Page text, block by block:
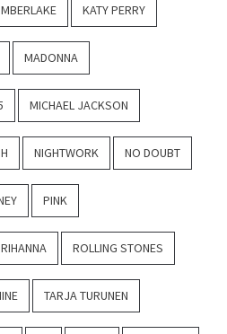
KATY PERRY
MADONNA
MICHAEL JACKSON
NIGHTWORK NO DOUBT
PINK
RIHANNA ROLLING STONES
TARJA TURUNEN